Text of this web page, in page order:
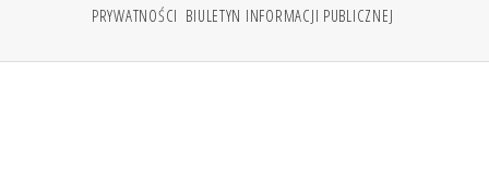
PRYWATNOŚCI BIULETYN INFORMACJI PUBLICZNEJ